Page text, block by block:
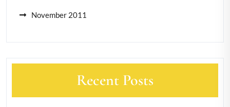
November 2011
Recent Posts